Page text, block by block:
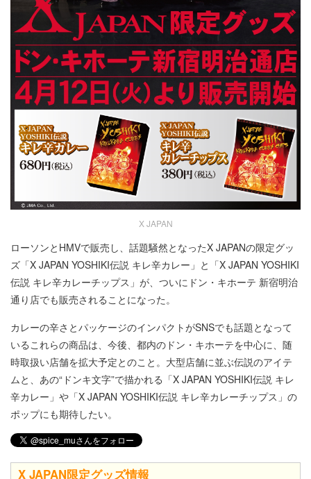
X JAPAN
ローソンとHMVで販売し、話題騒然となったX JAPANの限定グッ
ズ「X JAPAN YOSHIKI伝説 キレ辛カレー」と「X JAPAN YOSHIKI
伝説 キレ辛カレーチップス」が、ついにドン・キホーテ 新宿明治
通り店でも販売されることになった。
カレーの辛さとパッケージのインパクトがSNSでも話題となって
いるこれらの商品は、今後、都内のドン・キホーテを中心に、随
時取扱い店舗を拡大予定とのこと。大型店舗に並ぶ伝説のアイテ
ムと、あの“ドンキ文字”で描かれる「X JAPAN YOSHIKI伝説 キレ
辛カレー」や「X JAPAN YOSHIKI伝説 キレ辛カレーチップス」の
ポップにも期待したい。
X JAPAN限定グッズ情報